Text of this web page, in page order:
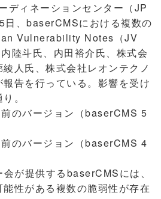
ディネーションセンター（JP
、baserCMSにおける複数の
Vulnerability Notes（JV
陸斗氏、内田裕介氏、株式会
人氏、株式会社レオンテクノ
告を行っている。影響を受け
。
のバージョン（baserCMS 5
のバージョン（baserCMS 4
が提供するbaserCMSには、
性がある複数の脆弱性が存在